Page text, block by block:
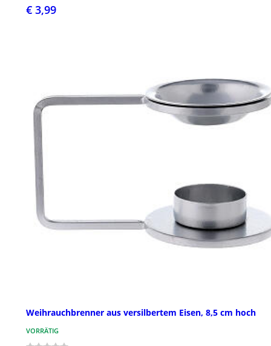
€ 3,99
Weihrauchbrenner aus versilbertem Eisen, 8,5 cm hoch
VORRÄTIG